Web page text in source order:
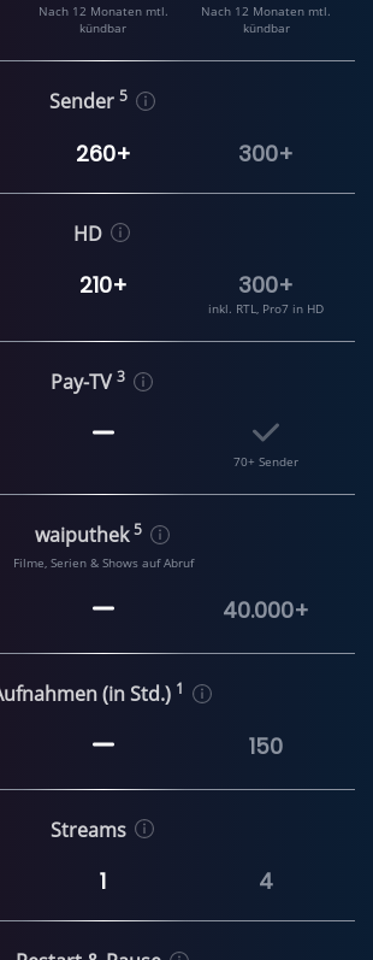
Nach 12 Monaten mtl.
kündbar
Nach 12 Monaten mtl.
kündbar
Sender 5
260+ 300+
HD
210+ 300+
inkl. RTL, Pro7 in HD
Pay-TV3
70+ Sender
waiputhek5
Filme, Serien & Shows auf Abruf
40.000+
(in Std.) 1
150
Streams
1 4